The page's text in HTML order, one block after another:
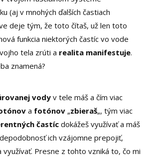
(aj v mnohých ďalších častiach
deje tým, že toto čítaš, už len toto
funkcia niektorých častíc vo vode
tela zrúti a realita manifestuje.
znamená?
vody v tele máš a čím viac
a fotónov „zbieraš„, tým viac
častíc dokážeš využívať a máš
ich vzájomne prepojiť,
Presne z tohto vzniká to, čo mi